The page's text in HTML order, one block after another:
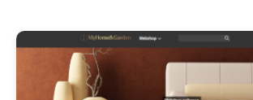
E-Boutique